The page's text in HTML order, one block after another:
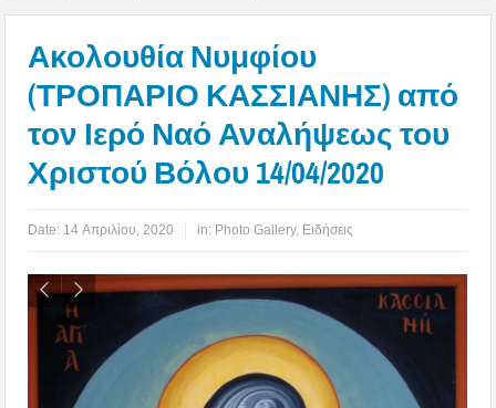
Ακολουθία Νυμφίου
(ΤΡΟΠΑΡΙΟ ΚΑΣΣΙΑΝΗΣ) από
τον Ιερό Ναό Αναλήψεως του
Χριστού Βόλου 14/04/2020
Date: 14 Απριλίου, 2020 in: Photo Gallery, Ειδήσεις